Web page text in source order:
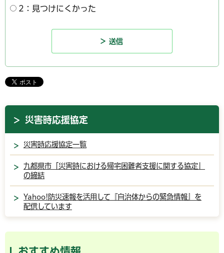
2：見つけにくかった
災害時応援協定
災害時応援協定一覧
九都県市「災害時における帰宅困難者支援に関する協定」
の締結
Yahoo!防災速報を活用して『自治体からの緊急情報』を
配信しています